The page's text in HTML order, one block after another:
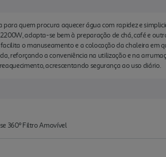
quem procura aquecer água com rapidez e
adapta-se bem à preparação de chá, café e
o manuseamento e a colocação da chaleira em
reforçando a conveniência na utilização e na
acrescentando segurança ao uso diário.
360º Filtro Amovível